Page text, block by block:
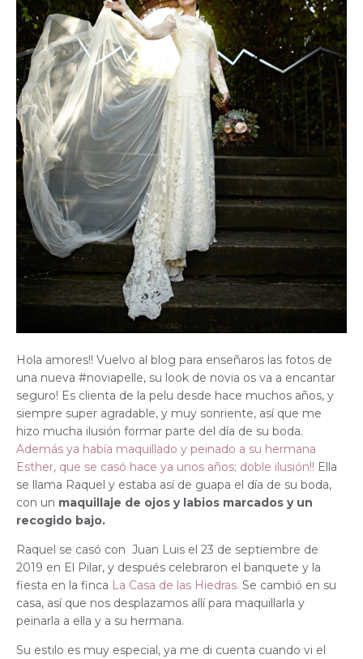
Hola amores!! Vuelvo al blog para enseñaros las fotos de
una nueva #noviapelle, su look de novia os va a encantar
seguro! Es clienta de la pelu desde hace muchos años, y
siempre super agradable, y muy sonriente, así que me
hizo mucha ilusión formar parte del día de su boda.
Además ya había maquillado y peinado a su hermana
Esther, que se casó hace ya unos años; doble ilusión!! Ella
se llama Raquel y estaba así de guapa el día de su boda,
con un maquillaje de ojos y labios marcados y un
recogido bajo.
Raquel se casó con Juan Luis el 23 de septiembre de
2019 en El Pilar, y después celebraron el banquete y la
fiesta en la finca La Casa de las Hiedras. Se cambió en su
casa, así que nos desplazamos allí para maquillarla y
peinarla a ella y a su hermana.
Su estilo es muy especial, ya me di cuenta cuando vi el